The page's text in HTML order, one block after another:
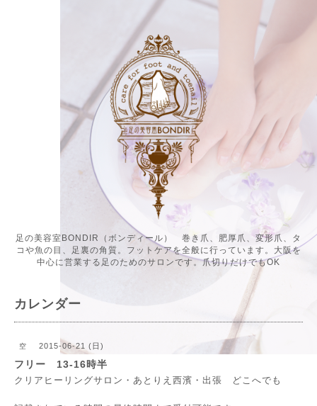
足の美容室BONDIR（ボンディール） 巻き爪、肥厚爪、変形爪、タ
コや魚の目、足裏の角質。フットケアを全般に行っています。大阪を
中心に営業する足のためのサロンです。爪切りだけでもOK
カレンダー
空 2015-06-21 (日)
フリー 13‐16時半
クリアヒーリングサロン・あとりえ西濱・出張 どこへでも